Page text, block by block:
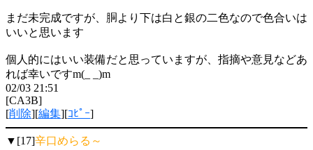
まだ未完成ですが、胴より下は白と銀の二色なので色合いは
いいと思います
個人的にはいい装備だと思っていますが、指摘や意見などあ
れば幸いですm(_ _)m
02/03 21:51
[CA3B]
[削除][編集][ｺﾋﾟｰ]
▼[17]辛口めらる～